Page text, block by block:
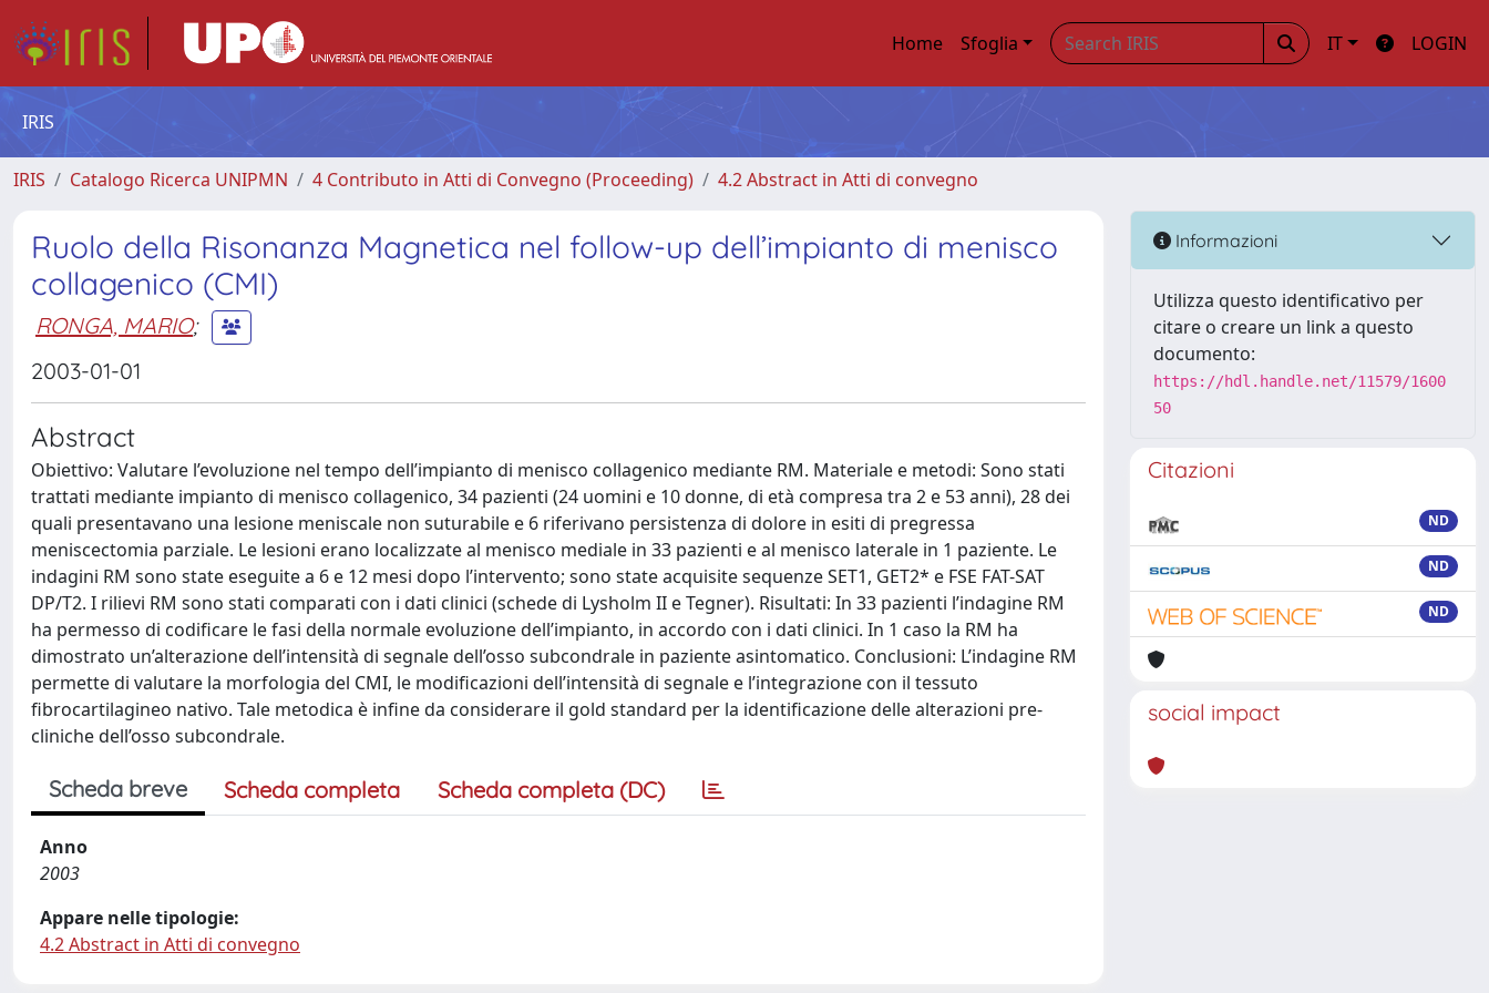
Home Sfoglia IT LOGIN
IRIS
IRIS Catalogo Ricerca UNIPMN 4 Contributo in Atti di Convegno (Proceeding) 4.2 Abstract in Atti di convegno
Ruolo della Risonanza Magnetica nel follow-up dell’impianto di menisco
collagenico (CMI)
RONGA, MARIO;
2003-01-01
Abstract
Obiettivo: Valutare l’evoluzione nel tempo dell’impianto di menisco collagenico mediante RM. Materiale e metodi: Sono stati
trattati mediante impianto di menisco collagenico, 34 pazienti (24 uomini e 10 donne, di età compresa tra 2 e 53 anni), 28 dei
quali presentavano una lesione meniscale non suturabile e 6 riferivano persistenza di dolore in esiti di pregressa
meniscectomia parziale. Le lesioni erano localizzate al menisco mediale in 33 pazienti e al menisco laterale in 1 paziente. Le
indagini RM sono state eseguite a 6 e 12 mesi dopo l’intervento; sono state acquisite sequenze SET1, GET2* e FSE FAT-SAT
DP/T2. I rilievi RM sono stati comparati con i dati clinici (schede di Lysholm II e Tegner). Risultati: In 33 pazienti l’indagine RM
ha permesso di codificare le fasi della normale evoluzione dell’impianto, in accordo con i dati clinici. In 1 caso la RM ha
dimostrato un’alterazione dell’intensità di segnale dell’osso subcondrale in paziente asintomatico. Conclusioni: L’indagine RM
permette di valutare la morfologia del CMI, le modificazioni dell’intensità di segnale e l’integrazione con il tessuto
fibrocartilagineo nativo. Tale metodica è infine da considerare il gold standard per la identificazione delle alterazioni pre-
cliniche dell’osso subcondrale.
Scheda breve Scheda completa Scheda completa (DC)
Anno
2003
Appare nelle tipologie:
4.2 Abstract in Atti di convegno
Informazioni
Utilizza questo identificativo per
citare o creare un link a questo
documento:
https://hdl.handle.net/11579/1600
50
Citazioni
ND
ND
ND
social impact